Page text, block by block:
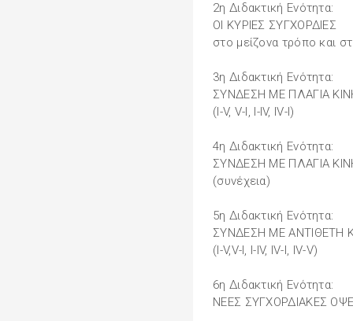
2η Διδακτική Ενότητα:
ΟΙ ΚΥΡΙΕΣ ΣΥΓΧΟΡΔΙΕΣ
στο μείζονα τρόπο και
3η Διδακτική Ενότητα:
ΣΥΝΔΕΣΗ ΜΕ ΠΛΑΓΙΑ
(I-V, V-I, I-IV, IV-I)
4η Διδακτική Ενότητα:
ΣΥΝΔΕΣΗ ΜΕ ΠΛΑΓΙΑ
(συνέχεια)
5η Διδακτική Ενότητα:
ΣΥΝΔΕΣΗ ΜΕ ΑΝΤΙΘΕΤΗ
(Ι-V,V-I, I-IV, IV-I, IV-V)
6η Διδακτική Ενότητα:
ΝΕΕΣ ΣΥΓΧΟΡΔΙΑΚΕΣ